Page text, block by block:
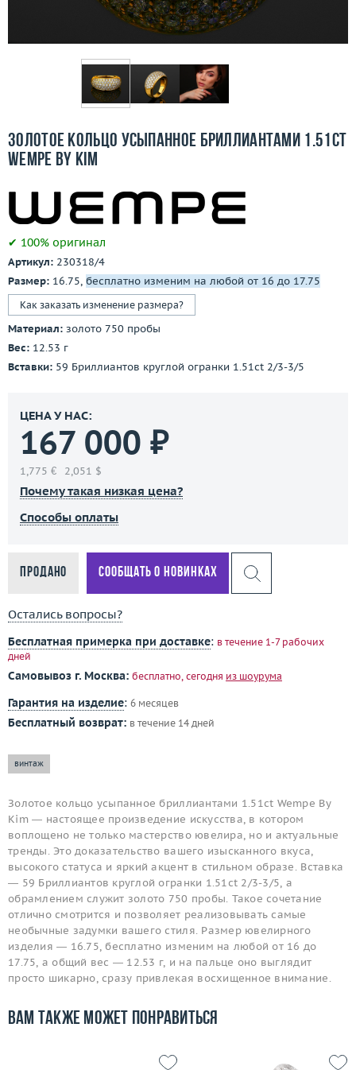
Бесплатная доставка
Покупка и оплата
Контакты
3D-тур по шоуруму
Золотое кольцо усыпанное бриллиантами 1.51ct
Wempe By Kim
✔ 100% оригинал
Артикул: 230318/4
Размер: 16.75, бесплатно изменим на любой от 16 до 17.75
Как заказать изменение размера?
Материал: золото 750 пробы
Вес: 12.53 г
Вставки: 59 Бриллиантов круглой огранки 1.51ct 2/3-3/5
ЦЕНА У НАС:
167 000 ₽
1,775 € 2,051 $
Почему такая низкая цена?
Способы оплаты
Продано Сообщать о новинках
Остались вопросы?
Бесплатная примерка при доставке: в течение 1-7 рабочих
дней
Самовывоз г. Москва: бесплатно, сегодня из шоурума
Гарантия на изделие: 6 месяцев
Бесплатный возврат: в течение 14 дней
винтаж
Золотое кольцо усыпанное бриллиантами 1.51ct Wempe By
Kim — настоящее произведение искусства, в котором
воплощено не только мастерство ювелира, но и актуальные
тренды. Это доказательство вашего изысканного вкуса,
высокого статуса и яркий акцент в стильном образе. Вставка
— 59 Бриллиантов круглой огранки 1.51ct 2/3-3/5, а
обрамлением служит золото 750 пробы. Такое сочетание
отлично смотрится и позволяет реализовывать самые
необычные задумки вашего стиля. Размер ювелирного
изделия — 16.75, бесплатно изменим на любой от 16 до
17.75, а общий вес — 12.53 г, и на пальце оно выглядит
просто шикарно, сразу привлекая восхищенное внимание.
Вам также может понравиться